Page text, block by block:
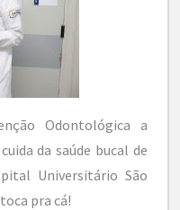
Odontológica a
da saúde bucal de
Universitário São
pra cá!